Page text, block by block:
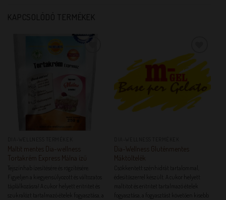
KAPCSOLÓDÓ TERMÉKEK
KEDVENCEM!
Maltit mentes Dia-wellness
Tortakrém Express Málna ízű
Tejszínhab ízesítésére és rögzítésére.
Figyeljen a kiegyensúlyozott és változatos
táplálkozásra! A cukor helyett eritritet és
szukralózt tartalmazó ételek fogyasztása, a
KEDVENCEM!
Dia-Wellness Gluténmentes
Máktöltelék
Csökkentett szénhidrát tartalommal,
édesítőszerrel készült. A cukor helyett
maltitot és eritritet tartalmazó ételek
fogyasztása, a fogyasztást követően kisebb